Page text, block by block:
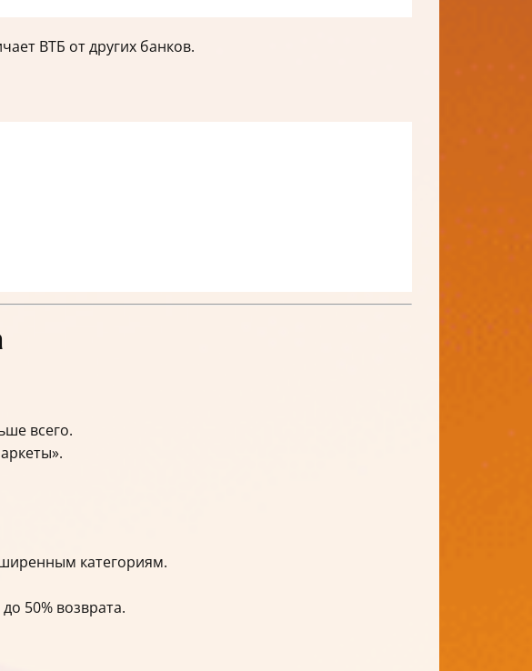
ВТБ от других банков.
всего.
категориям.
50% возврата.